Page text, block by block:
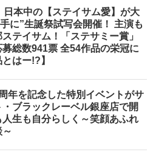
日本中の【ステイサム愛】が大
に”生誕祭試写会開催！ 主演も
テイサム！「ステサミー賞」
総数941票 全54作品の栄冠に
はー!?】
年を記念した特別イベントがサ
ブラックレーベル銀座店で開
生も自分らしく～笑顔あふれ